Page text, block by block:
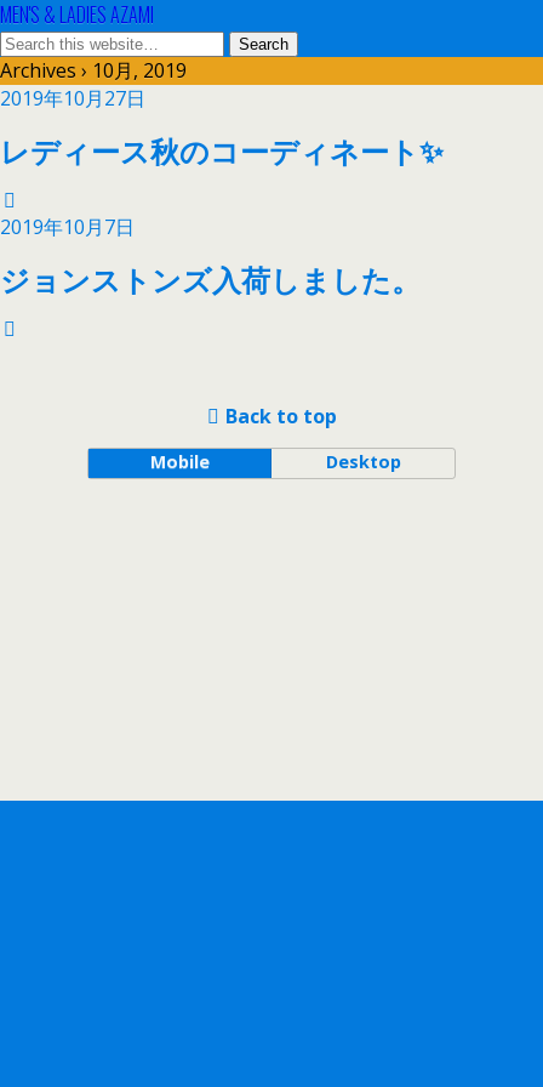
MEN'S & LADIES AZAMI
Archives › 10月, 2019
2019年10月27日
レディース秋のコーディネート✨
2019年10月7日
ジョンストンズ入荷しました。
Back to top
Mobile Desktop